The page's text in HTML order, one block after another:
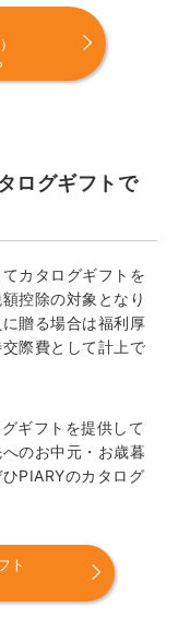
ログギフトで
カタログギフトを
控除の対象となり
贈る場合は福利厚
際費として計上で
ギフトを提供して
のお中元・お歳暮
PIARYのカタログ
ト